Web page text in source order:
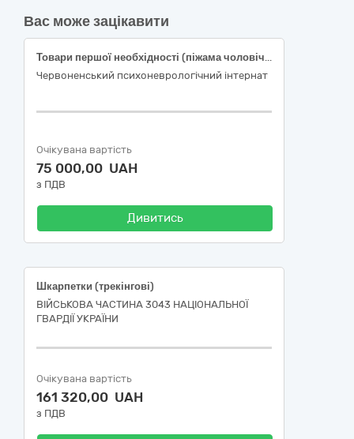
Вас може зацікавити
Товари першої необхідності (піжама чоловіча) (код згідно ЄЗС ДК 021:2015 18310000-5 Спідня білизна)
Червоненський психоневрологічний інтернат
Очікувана вартість
75 000,00 UAH
з ПДВ
Дивитись
Шкарпетки (трекінгові)
ВІЙСЬКОВА ЧАСТИНА 3043 НАЦІОНАЛЬНОЇ
ГВАРДІЇ УКРАЇНИ
Очікувана вартість
161 320,00 UAH
з ПДВ